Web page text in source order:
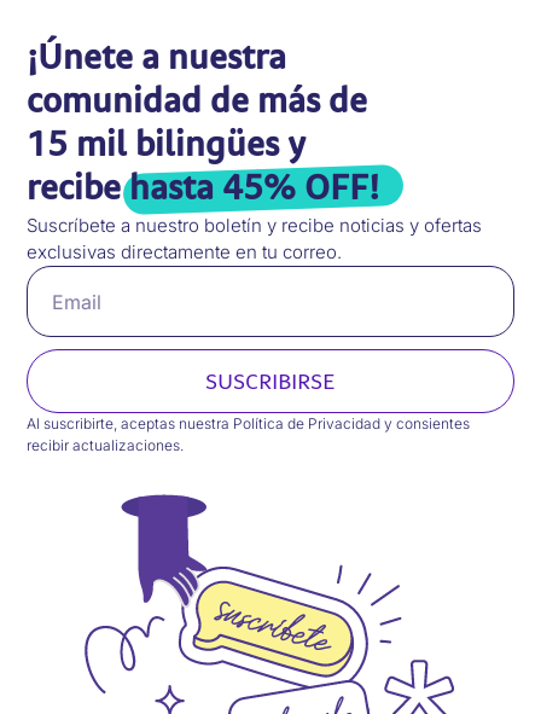
¡Únete a nuestra
comunidad de más de
15 mil bilingües y
recibehasta 45% OFF!
Suscríbete a nuestro boletín y recibe noticias y ofertas
exclusivas directamente en tu correo.
SUSCRIBIRSE
Al suscribirte, aceptas nuestra Política de Privacidad y consientes
recibir actualizaciones.